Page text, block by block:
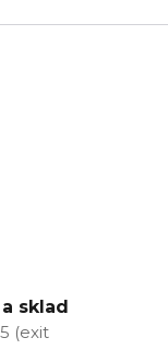
sklad
(exit